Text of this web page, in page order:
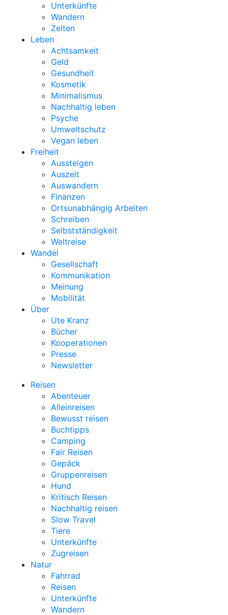
Unterkünfte
Wandern
Zelten
Leben
Achtsamkeit
Geld
Gesundheit
Kosmetik
Minimalismus
Nachhaltig leben
Psyche
Umweltschutz
Vegan leben
Freiheit
Aussteigen
Auszeit
Auswandern
Finanzen
Ortsunabhängig Arbeiten
Schreiben
Selbstständigkeit
Weltreise
Wandel
Gesellschaft
Kommunikation
Meinung
Mobilität
Über
Ute Kranz
Bücher
Kooperationen
Presse
Newsletter
Reisen
Abenteuer
Alleinreisen
Bewusst reisen
Buchtipps
Camping
Fair Reisen
Gepäck
Gruppenreisen
Hund
Kritisch Reisen
Nachhaltig reisen
Slow Travel
Tiere
Unterkünfte
Zugreisen
Natur
Fahrrad
Reisen
Unterkünfte
Wandern